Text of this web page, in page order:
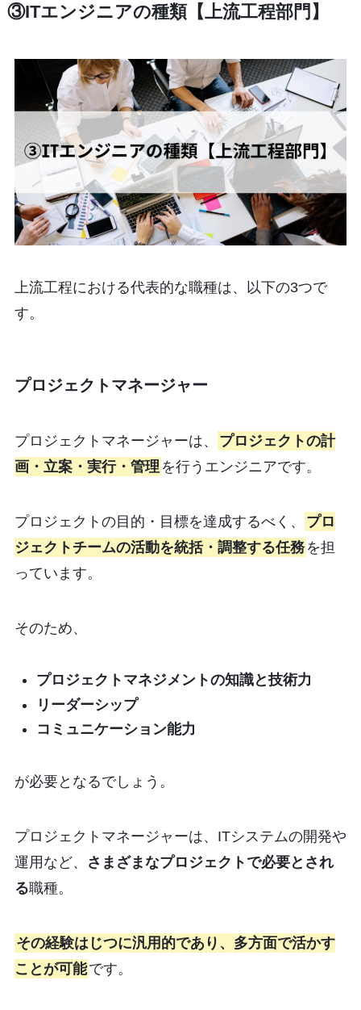
③ITエンジニアの種類【上流工程部門】
上流工程における代表的な職種は、以下の3つで
す。
プロジェクトマネージャー
プロジェクトマネージャーは、
プロジェクトの計
画・立案・実行・管理 を行うエンジニアです。
プロジェクトの目的・目標を達成するべく、
プロ
ジェクトチームの活動を統括・調整する任務 を担
っています。
そのため、
プロジェクトマネジメントの知識と技術力
リーダーシップ
コミュニケーション能力
が必要となるでしょう。
プロジェクトマネージャーは、ITシステムの開発や
運用など、
さまざまなプロジェクトで必要とされ
る職種。
その経験はじつに汎用的であり、多方面で活かす
ことが可能です。